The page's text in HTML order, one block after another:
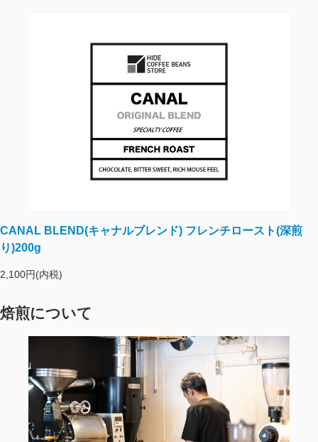
CANAL BLEND(キャナルブレンド) フレンチロースト(深煎
り)200g
2,100円(内税)
焙煎について